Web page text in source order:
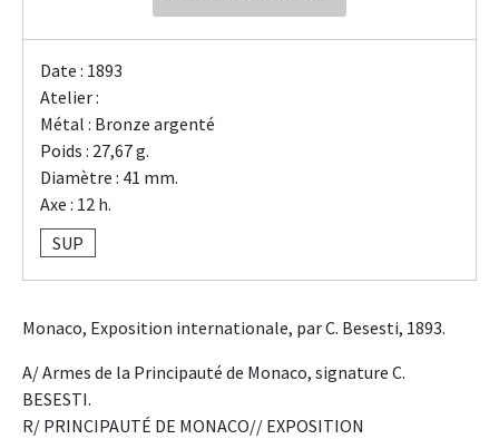
Date : 1893
Atelier :
Métal : Bronze argenté
Poids : 27,67 g.
Diamètre : 41 mm.
Axe : 12 h.
SUP
Monaco, Exposition internationale, par C. Besesti, 1893.
A/ Armes de la Principauté de Monaco, signature C.
BESESTI.
R/ PRINCIPAUTÉ DE MONACO// EXPOSITION